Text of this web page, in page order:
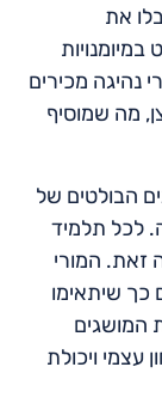
את
נהיגה מכירים
מה שמוסיף
הבולטים של
לכל תלמיד
זאת. המורי
שיתאימו
המושגים
עצמי ויכולת